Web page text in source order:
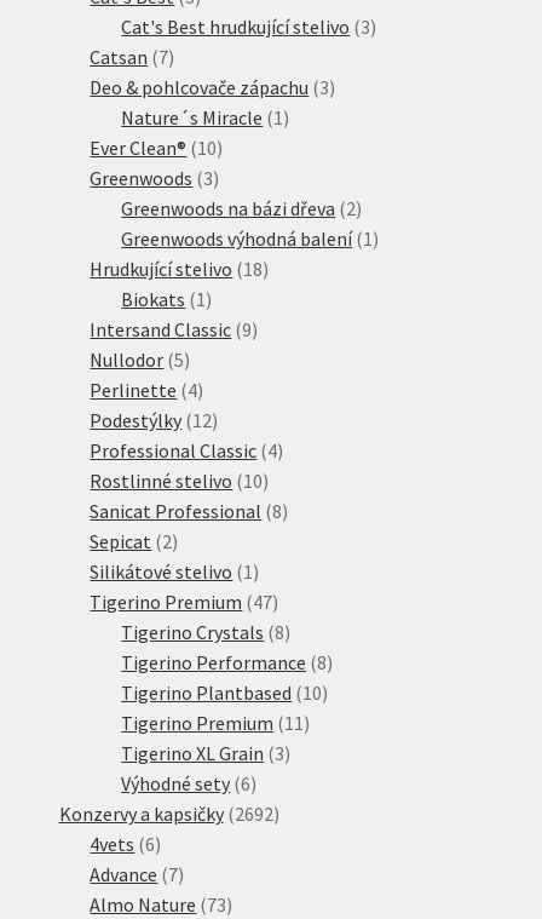
produkty
Cat's Best hrudkující stelivo 33
Catsan 77
produktů
Deo & pohlcovače zápachu 33
Nature´s Miracle 1 1
Ever Clean® 1010
produktů
Greenwoods 33
produkty
Greenwoods na bázi dřeva 22
produkty
Greenwoods výhodná balení 1 1
Hrudkující stelivo 1818
Biokats 1 1
produkt
Intersand Classic 99
Nullodor 55
produktů
Perlinette 44
produkty
Podestýlky 1212
produktů
Professional Classic 44
Rostlinné stelivo 1010
produktů
Sanicat Professional 88
Sepicat 22
produkty
Silikátové stelivo 1 1
produkt
Tigerino Premium 4747
produktů
Tigerino Crystals 88
produktů
Tigerino Performance 88
produktů
Tigerino Plantbased 1010
Tigerino Premium 11 11
Tigerino XL Grain 33
Výhodné sety 66
produktů
Konzervy a kapsičky 26922692
4vets 66
produktů
Advance 77
produktů
Almo Nature 7373